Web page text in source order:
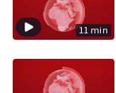
11 min